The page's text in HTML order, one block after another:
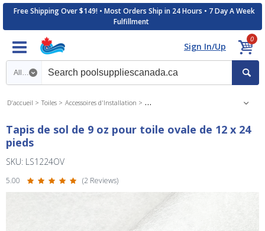
Free Shipping Over $149! • Most Orders Ship in 24 Hours • 7 Day A Week
Fulfillment
Sign In/Up
0
Search category
D'accueil Toiles Accessoires d'Installation Toiles Hors-Terres Accessoires
Tapis de sol de 9 oz pour toile ovale de 12 x 24
pieds
SKU: LS1224OV
5.00 (2 Reviews)